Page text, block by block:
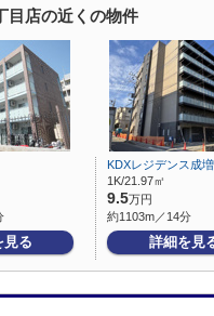
目店の近くの物件
見る
KDXレジデンス成増
1K/21.97㎡
9.5万円
約1103m／14分
詳細を見